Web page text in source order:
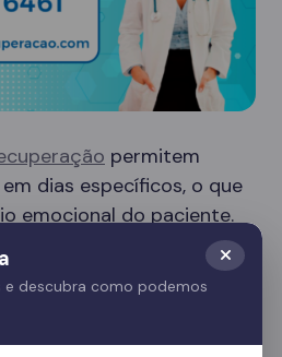
permitem
dias específicos, o que
emocional do paciente.
no processo de
o vínculo familiar.
e descubra como podemos